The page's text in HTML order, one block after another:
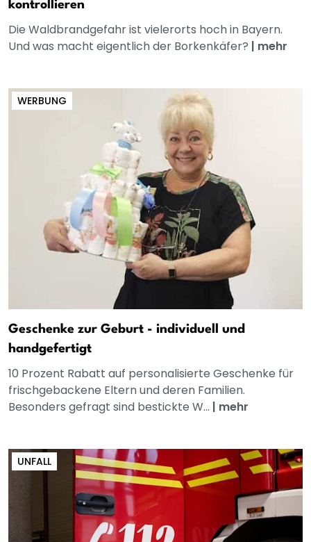
kontrollieren
Die Waldbrandgefahr ist vielerorts hoch in Bayern.
Und was macht eigentlich der Borkenkäfer? | mehr
WERBUNG
Geschenke zur Geburt - individuell und
handgefertigt
10 Prozent Rabatt auf personalisierte Geschenke für
frischgebackene Eltern und deren Familien.
Besonders gefragt sind bestickte W... | mehr
UNFALL